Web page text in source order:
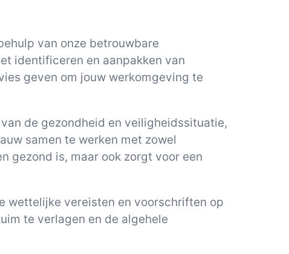
van onze betrouwbare
identificeren en aanpakken van
geven om jouw werkomgeving te
de gezondheid en veiligheidssituatie,
samen te werken met zowel
gezond is, maar ook zorgt voor een
wettelijke vereisten en voorschriften op
te verlagen en de algehele